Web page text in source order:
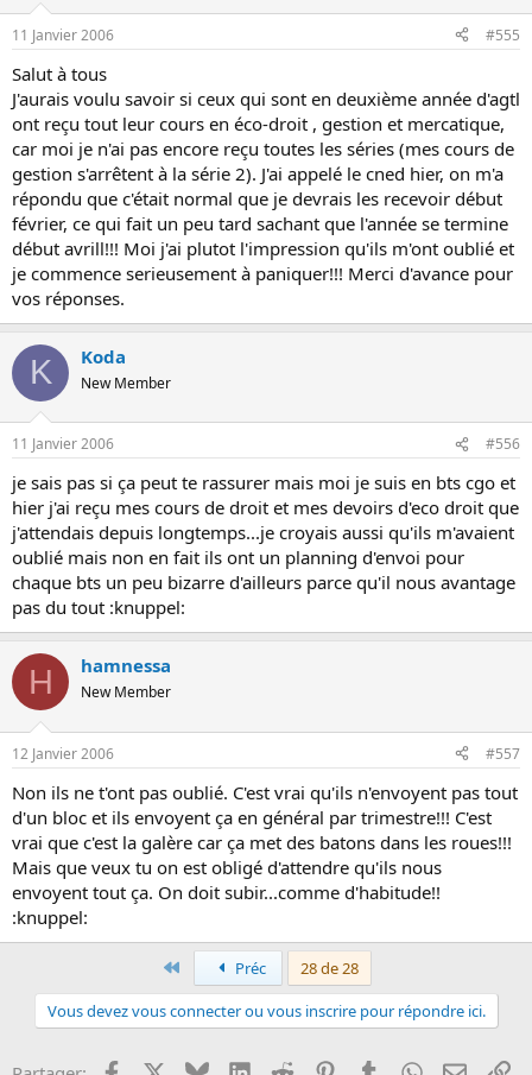
11 Janvier 2006 #555
Salut à tous
J'aurais voulu savoir si ceux qui sont en deuxième année d'agtl
ont reçu tout leur cours en éco-droit , gestion et mercatique,
car moi je n'ai pas encore reçu toutes les séries (mes cours de
gestion s'arrêtent à la série 2). J'ai appelé le cned hier, on m'a
répondu que c'était normal que je devrais les recevoir début
février, ce qui fait un peu tard sachant que l'année se termine
début avrill!!! Moi j'ai plutot l'impression qu'ils m'ont oublié et
je commence serieusement à paniquer!!! Merci d'avance pour
vos réponses.
K Koda
New Member
11 Janvier 2006 #556
je sais pas si ça peut te rassurer mais moi je suis en bts cgo et
hier j'ai reçu mes cours de droit et mes devoirs d'eco droit que
j'attendais depuis longtemps...je croyais aussi qu'ils m'avaient
oublié mais non en fait ils ont un planning d'envoi pour
chaque bts un peu bizarre d'ailleurs parce qu'il nous avantage
pas du tout :knuppel:
H hamnessa
New Member
12 Janvier 2006 #557
Non ils ne t'ont pas oublié. C'est vrai qu'ils n'envoyent pas tout
d'un bloc et ils envoyent ça en général par trimestre!!! C'est
vrai que c'est la galère car ça met des batons dans les roues!!!
Mais que veux tu on est obligé d'attendre qu'ils nous
envoyent tout ça. On doit subir...comme d'habitude!!
:knuppel:
PremierPréc
28 de 28
Vous devez vous connecter ou vous inscrire pour répondre ici.
Facebook BlueskyLinkedInReddit PinterestTumblrWhatsApp
Email